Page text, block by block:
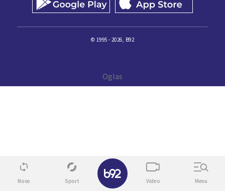
© 1995 - 2026, B92
Novo Sport Video Menu
✕